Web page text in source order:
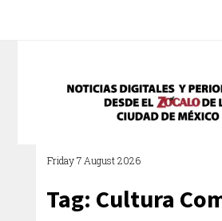
Friday 7 August 2026
Tag: Cultura